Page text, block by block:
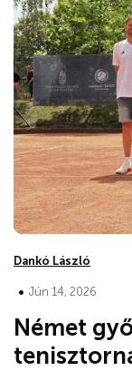
Dankó László
• Jún 14, 2026
Német